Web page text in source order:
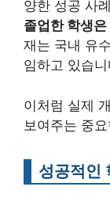
양한 성공 사
졸업한 학생
재는 국내 유
임하고 있습
이처럼 실제
보여주는 중
성공적인